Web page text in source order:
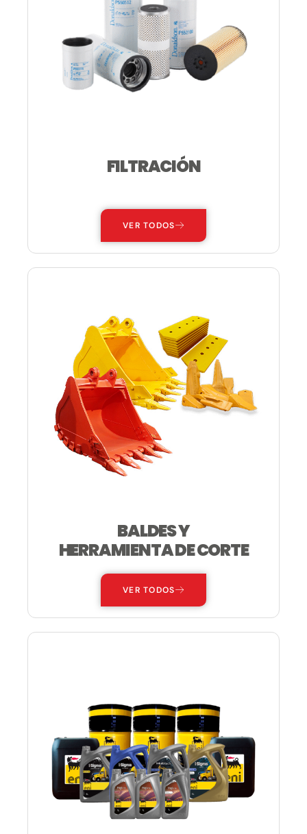
FILTRACIÓN
VER TODOS
BALDES Y
HERRAMIENTA DE CORTE
VER TODOS